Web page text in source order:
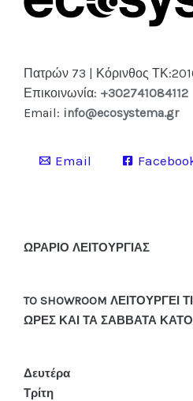
Πατρών 73 | Κόρινθος
Επικοινωνία: +302741084112
Email: info@ecosystema.gr
Email
ΩΡΑΡΙΟ ΛΕΙΤΟΥΡΓΙΑΣ
TO SHOWROOM
ΩΡΕΣ ΚΑΙ ΤΑ ΣΑΒΒΑΤΑ
Δευτέρα
Τρίτη